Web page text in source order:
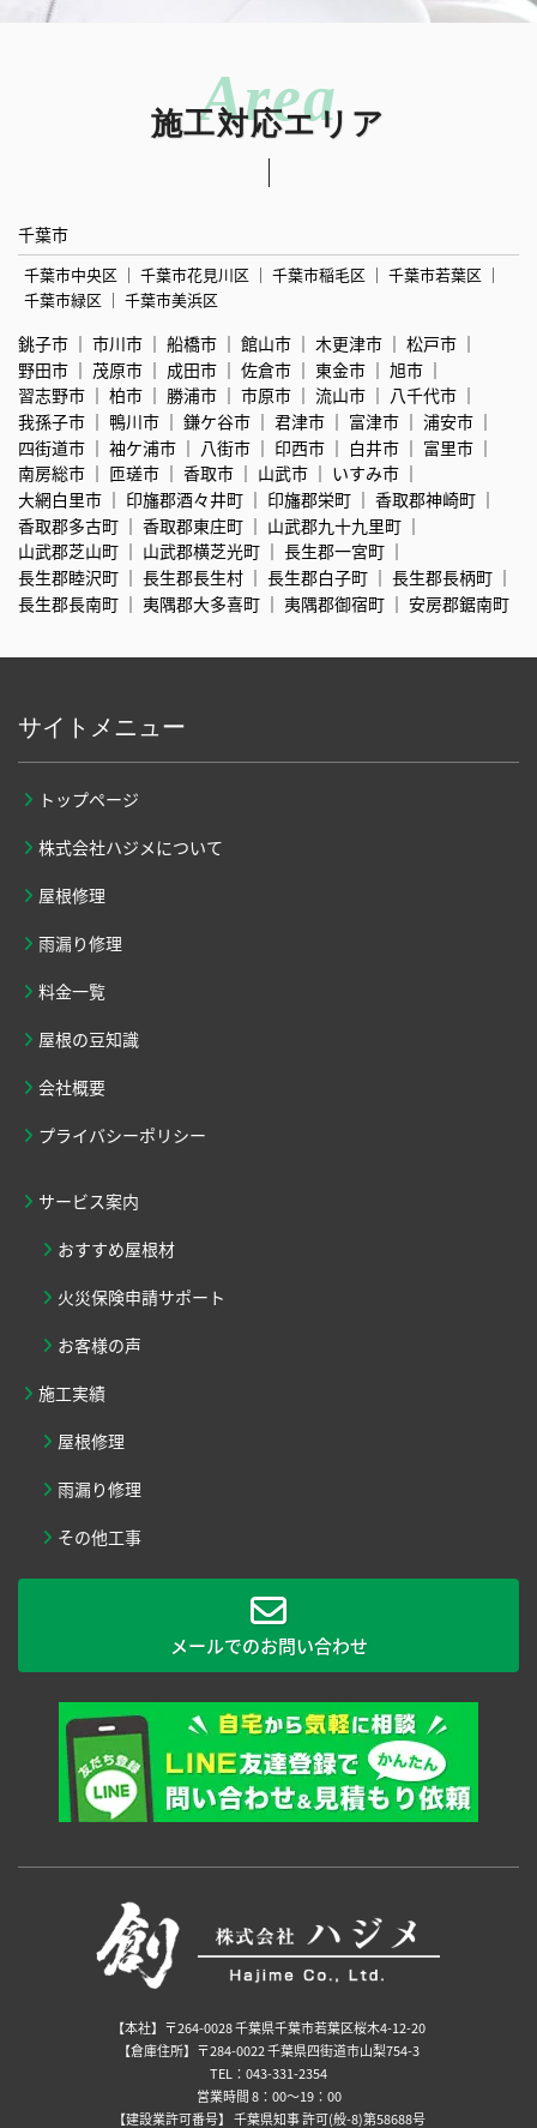
施工対応エリア
千葉市
千葉市中央区 千葉市花見川区 千葉市稲毛区
千葉市若葉区
千葉市緑区
千葉市美浜区
銚子市 市川市 船橋市 館山市 木更津市
松戸市
野田市
茂原市 成田市 佐倉市 東金市
旭市
習志野市
柏市 勝浦市 市原市 流山市
八千代市
我孫子市
鴨川市 鎌ケ谷市 君津市 富津市
浦安市
四街道市
袖ケ浦市 八街市 印西市 白井市
富里市
南房総市
匝瑳市 香取市 山武市
いすみ市
大網白里市
印旛郡酒々井町 印旛郡栄町
香取郡神崎町
香取郡多古町
香取郡東庄町
山武郡九十九里町
山武郡芝山町
山武郡横芝光町
長生郡一宮町
長生郡睦沢町
長生郡長生村 長生郡白子町
長生郡長柄町
長生郡長南町
夷隅郡大多喜町 夷隅郡御宿町 安房郡鋸南町
サイトメニュー
トップページ
株式会社ハジメについて
屋根修理
雨漏り修理
料金一覧
屋根の豆知識
会社概要
プライバシーポリシー
サービス案内
おすすめ屋根材
火災保険申請サポート
お客様の声
施工実績
屋根修理
雨漏り修理
その他工事
メールでのお問い合わせ
【本社】〒264-0028 千葉県千葉市若葉区桜木4-12-20
【倉庫住所】〒284-0022 千葉県四街道市山梨754-3
TEL：043-331-2354
営業時間 8：00～19：00
【建設業許可番号】 千葉県知事 許可(般-8)第58688号